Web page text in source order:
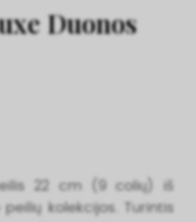
Duonos
22 cm (9 colių) iš
kolekcijos. Turintis